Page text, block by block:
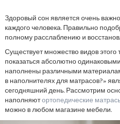
Здоровый сон является очень
каждого человека. Правильно
полному расслаблению и
Существует множество видов этого
показаться абсолютно
наполнены различными
в наполнителях для матрасов?»
сегодняшний день. Рассмотрим
наполняютортопедические
можно в любом магазине мебели.